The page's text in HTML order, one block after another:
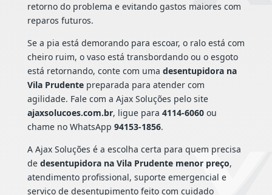
retorno do problema e evitando gastos maiores com
reparos futuros.
Se a pia está demorando para escoar, o ralo está com
cheiro ruim, o vaso está transbordando ou o esgoto
está retornando, conte com uma desentupidora na
Vila Prudentepreparada para atender com
agilidade. Fale com a Ajax Soluções pelo site
ajaxsolucoes.com.br, ligue para 4114-6060ou
chame no WhatsApp 94153-1856.
A Ajax Soluções é a escolha certa para quem precisa
de desentupidora na Vila Prudente menor preço,
atendimento profissional, suporte emergencial e
serviço de desentupimento feito com cuidado